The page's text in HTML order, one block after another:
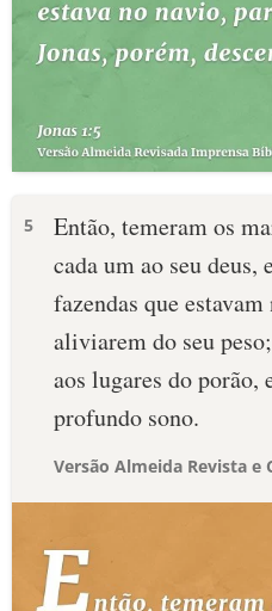
5
Então, temeram os
cada um ao seu deus,
fazendas que
aliviarem do seu
aos lugares do porão,
profundo sono.
Versão Almeida Revista e